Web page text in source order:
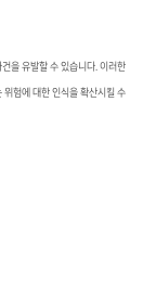
을 유발할 수 있습니다. 이러한
위험에 대한 인식을 확산시킬 수